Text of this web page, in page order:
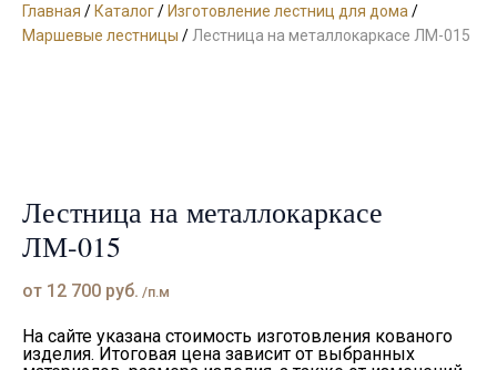
Главная /Каталог/Изготовление лестниц для дома /
Маршевые лестницы / Лестница на металлокаркасе ЛМ-015
Лестница на металлокаркасе
ЛМ-015
от 12 700 руб. /п.м
На сайте указана стоимость изготовления кованого
изделия. Итоговая цена зависит от выбранных